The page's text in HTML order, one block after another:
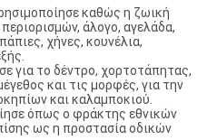
καθώς η ζωική
άλογο, αγελάδα,
χήνες, κουνέλια,
για το δέντρο, χορτοτάπητας,
και τις μορφές, για την
και καλαμποκιού.
όπως ο φράκτης εθνικών
ως η προστασία οδικών